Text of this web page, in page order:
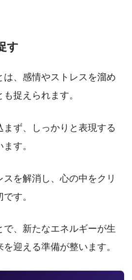
す
は、感情やストレスを溜め
捉えられます。
まず、しっかりと表現する
す。
を解消し、心の中をクリ
す。
で、新たなエネルギーが生
迎える準備が整います。